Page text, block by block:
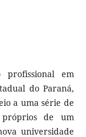
em
do Paraná,
a uma série de
próprios de um
universidade